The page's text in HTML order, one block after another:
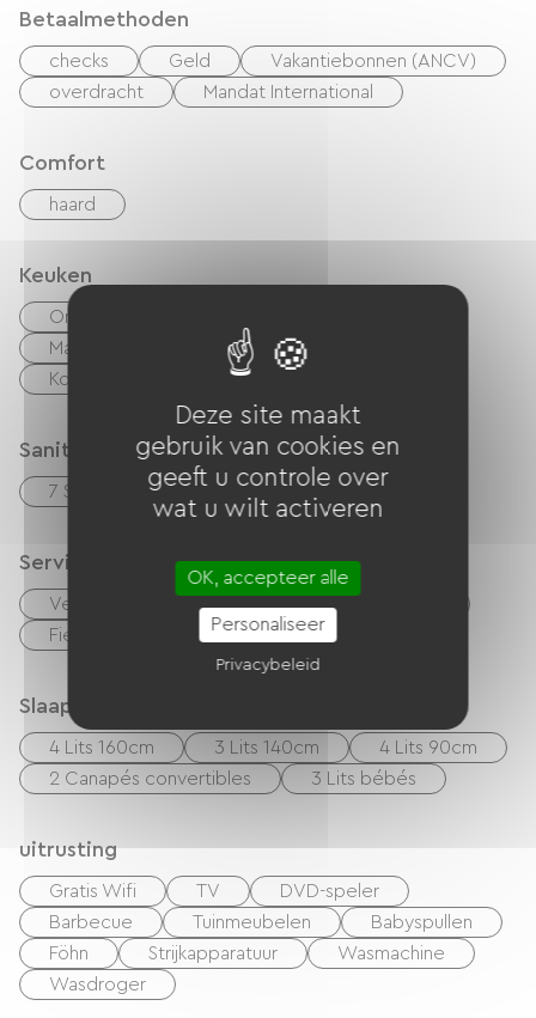
Betaalmethoden
checks Geld
Vakantiebonnen (ANCV)
overdracht
Mandat International
Comfort
haard
Keuken
Onafhankelijke keuken
Magnetron
Vier
Afzuigkap
Koelkast
Afwasmachine
Sanitair
7 Salle d'eau (douche)
Services
Vellen te huur
Schoonmaak met toeslag
Fietsenverhuur
Slaapgelegenheid
4 Lits 160cm 3 Lits 140cm
4 Lits 90cm
2 Canapés convertibles
3 Lits bébés
uitrusting
Gratis Wifi TV
DVD-speler
Barbecue
Tuinmeubelen
Babyspullen
Föhn
Strijkapparatuur
Wasmachine
Wasdroger
Deze site maakt
gebruik van cookies en
geeft u controle over
wat u wilt activeren
OK, accepteer alle
Personaliseer
Privacybeleid